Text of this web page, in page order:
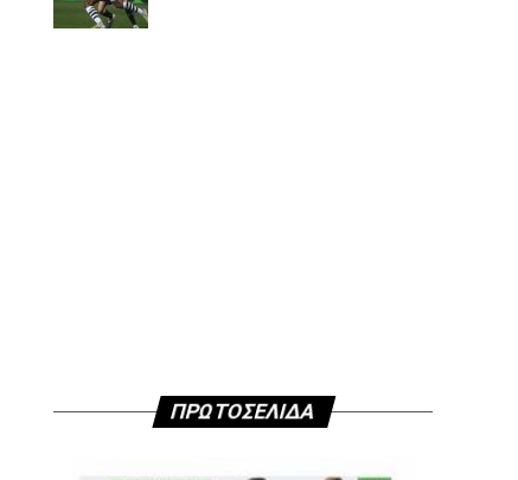
ΠΡΩΤΟΣΕΛΙΔΑ